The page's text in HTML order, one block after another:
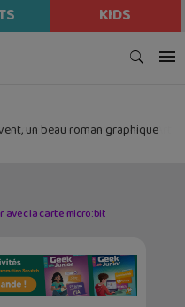
KIDS
un beau roman graphique
avec la carte micro:bit